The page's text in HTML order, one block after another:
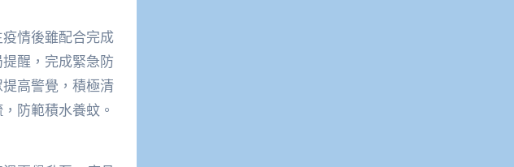
情後雖配合完成
醒，完成緊急防
高警覺，積極清
防範積水養蚊。